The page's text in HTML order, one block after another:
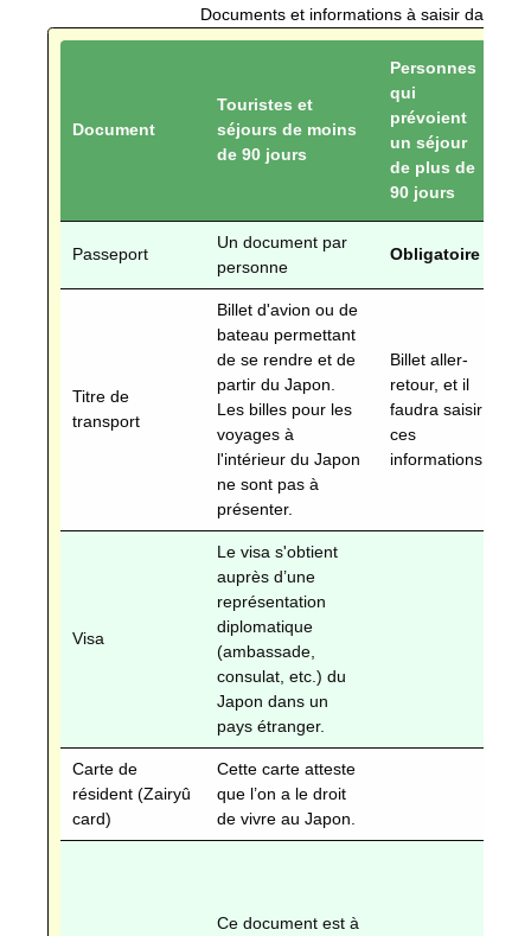
Documents et informations à saisir dans
Document
Touristes et
séjours de moins
de 90 jours
Personnes
qui
prévoient
un séjour
de plus de
90 jours
Passeport
Un document par
personne
Obligatoire
Titre de
transport
Billet d'avion ou de
bateau permettant
de se rendre et de
partir du Japon.
Les billes pour les
voyages à
l'intérieur du Japon
ne sont pas à
présenter.
Billet aller-
retour, et il
faudra saisir
ces
informations.
Visa
Le visa s'obtient
auprès d’une
représentation
diplomatique
(ambassade,
consulat, etc.) du
Japon dans un
pays étranger.
Carte de
résident (Zairyû
card)
Cette carte atteste
que l’on a le droit
de vivre au Japon.
Ce document est à